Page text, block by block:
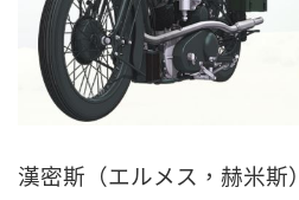
漢密斯（エルメス，赫米斯）